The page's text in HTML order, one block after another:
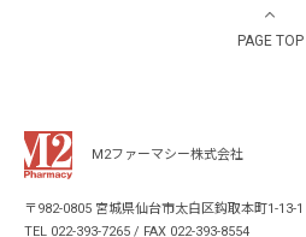
PAGE TOP
M2ファーマシー株式会社
〒982-0805 宮城県仙台市太白区鈎取本町1-13-1
TEL 022-393-7265 / FAX 022-393-8554